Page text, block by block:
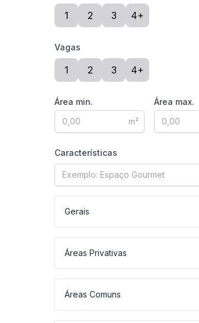
1 2 3 4+
Vagas
1 2 3 4+
Área min.
m²
Área max.
Características
Gerais
Áreas Privativas
Áreas Comuns